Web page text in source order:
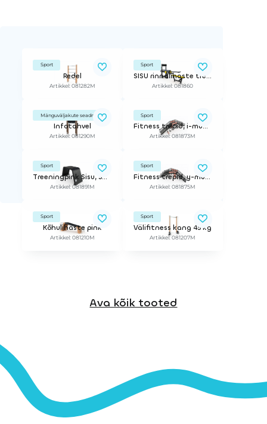
Sport
Redel
Artikkel: 081282M
Sport
SISU rinnalihaste treeningtrenažöör
Artikkel: 081860
Mänguväljakute seadmed
Infotahvel
Artikkel: 081290M
Sport
Fitness trepid, i-mudel
Artikkel: 081873M
Sport
Treeningpink Sisu, 50cm
Artikkel: 081891M
Sport
Fitness trepid, y-mudel, parempoolne variant
Artikkel: 081875M
Sport
Kõhulihaste pink
Artikkel: 081210M
Sport
Välifitness kang 45 kg
Artikkel: 081207M
Ava kõik tooted